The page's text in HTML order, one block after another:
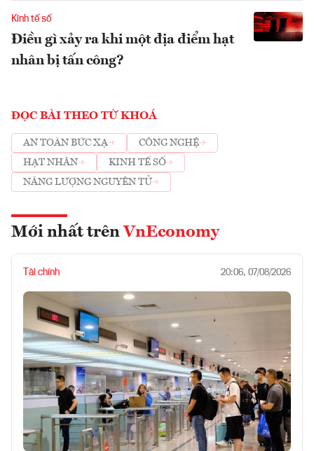
Kinh tế số
Điều gì xảy ra khi một địa điểm hạt
nhân bị tấn công?
ĐỌC BÀI THEO TỪ KHOÁ
AN TOÀN BỨC XẠ
CÔNG NGHỆ
HẠT NHÂN
KINH TẾ SỐ
NĂNG LƯỢNG NGUYÊN TỬ
Mới nhất trên VnEconomy
Tài chính 20:06, 07/08/2026